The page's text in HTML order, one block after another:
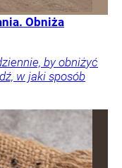
Obniża
by obniżyć
w jaki sposób